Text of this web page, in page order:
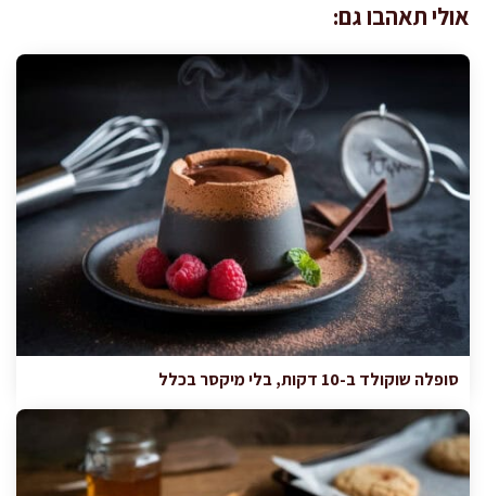
אולי תאהבו גם:
סופלה שוקולד ב-10 דקות, בלי מיקסר בכלל